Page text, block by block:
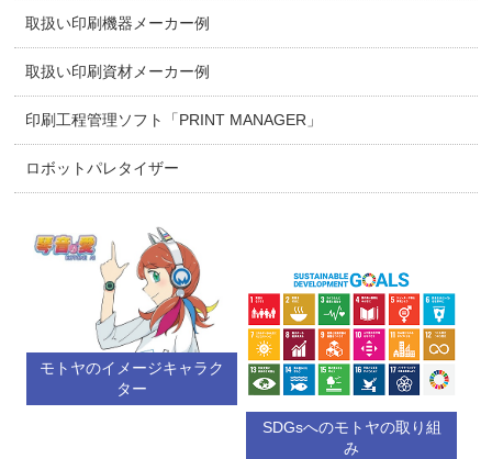
取扱い印刷機器メーカー例
取扱い印刷資材メーカー例
印刷工程管理ソフト「PRINT MANAGER」
ロボットパレタイザー
モトヤのイメージキャラク
ター
SDGsへのモトヤの取り組
み